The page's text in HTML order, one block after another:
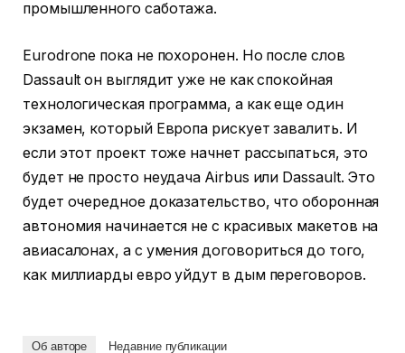
промышленного саботажа.
Eurodrone пока не похоронен. Но после слов
Dassault он выглядит уже не как спокойная
технологическая программа, а как еще один
экзамен, который Европа рискует завалить. И
если этот проект тоже начнет рассыпаться, это
будет не просто неудача Airbus или Dassault. Это
будет очередное доказательство, что оборонная
автономия начинается не с красивых макетов на
авиасалонах, а с умения договориться до того,
как миллиарды евро уйдут в дым переговоров.
Об авторе Недавние публикации